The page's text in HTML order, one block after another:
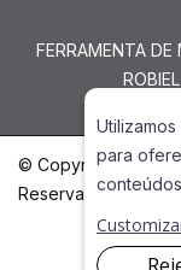
FERRAMENTA
© Copyright 2026.
Reservados
para